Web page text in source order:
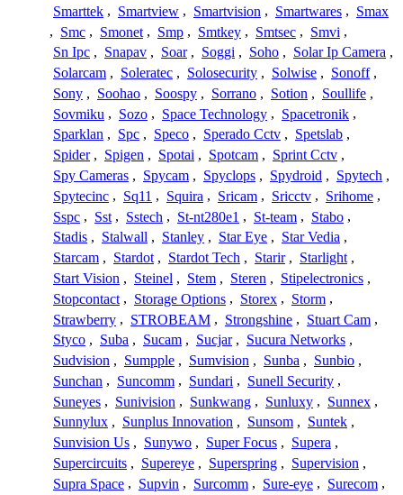
Smarttek , Smartview , Smartvision , Smartwares , Smax
, Smc , Smonet , Smp , Smtkey , Smtsec , Smvi ,
Sn Ipc , Snapav , Soar , Soggi , Soho , Solar Ip Camera ,
Solarcam , Soleratec , Solosecurity , Solwise , Sonoff ,
Sony , Soohao , Soospy , Sorrano , Sotion , Soullife ,
Sovmiku , Sozo , Space Technology , Spacetronik ,
Sparklan , Spc , Speco , Sperado Cctv , Spetslab ,
Spider , Spigen , Spotai , Spotcam , Sprint Cctv ,
Spy Cameras , Spycam , Spyclops , Spydroid , Spytech ,
Spytecinc , Sq11 , Squira , Sricam , Sricctv , Srihome ,
Sspc , Sst , Sstech , St-nt280e1 , St-team , Stabo ,
Stadis , Stalwall , Stanley , Star Eye , Star Vedia ,
Starcam , Stardot , Stardot Tech , Starir , Starlight ,
Start Vision , Steinel , Stem , Steren , Stipelectronics ,
Stopcontact , Storage Options , Storex , Storm ,
Strawberry , STROBEAM , Strongshine , Stuart Cam ,
Styco , Suba , Sucam , Sucjar , Sucura Networks ,
Sudvision , Sumpple , Sumvision , Sunba , Sunbio ,
Sunchan , Suncomm , Sundari , Sunell Security ,
Suneyes , Sunivision , Sunkwang , Sunluxy , Sunnex ,
Sunnylux , Sunplus Innovation , Sunsom , Suntek ,
Sunvision Us , Sunywo , Super Focus , Supera ,
Supercircuits , Supereye , Superspring , Supervision ,
Supra Space , Supvin , Surcomm , Sure-eye , Surecom ,